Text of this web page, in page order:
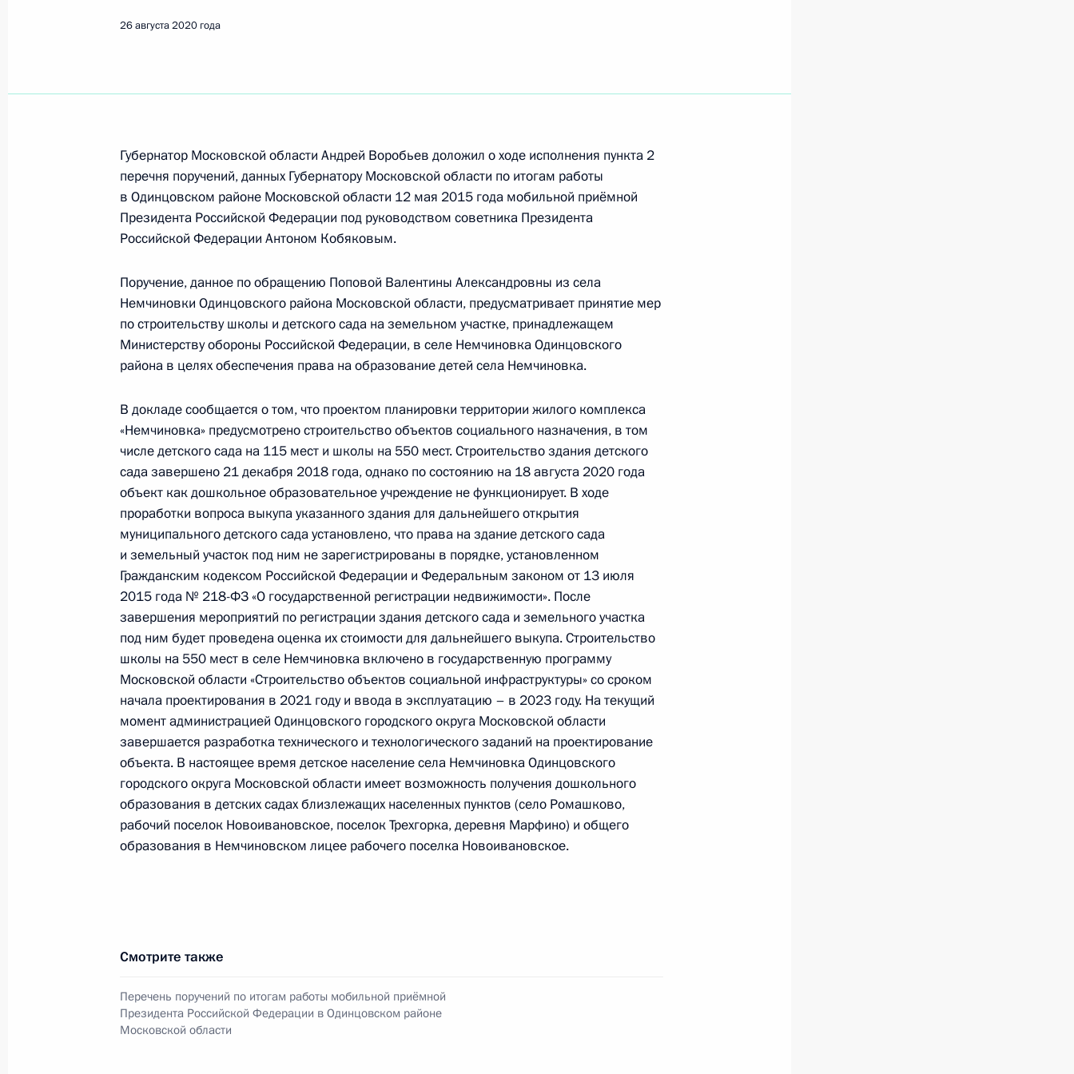
Все руководители, регионы, города и темы
Одинцово
26 августа 2020 года, среда
О ходе исполнения пункта 2 перечня поручений, данных по итогам работы
в Одинцовском районе Московской области мобильной приёмной Президента
Российской Федерации
31 октября 2016 года, понедельник
Исполнен пункт 3 перечня поручений, данных по итогам работы в Одинцовском
районе Московской области мобильной приёмной Президента
31 октября 2016 года, 17:41
27 октября 2016 года, четверг
О ходе исполнения пункта 3 перечня поручений, данных по итогам работы
в Одинцовском районе Московской области мобильной приёмной Президента
27 октября 2016 года, 16:56
20 июля 2016 года, среда
О ходе исполнения пункта 3 перечня поручений, данных по итогам работы
в Одинцовском районе Московской области мобильной приёмной Президента
Продлён контроль исполнения пункта 3 перечня поручений, данных по итогам
работы в Одинцовском районе Московской области мобильной приёмной
Президента
26 августа 2020 года
Губернатор Московской области Андрей Воробьев доложил о ходе исполнения пункта 2
перечня поручений, данных Губернатору Московской области по итогам работы
в Одинцовском районе Московской области 12 мая 2015 года мобильной приёмной
Президента Российской Федерации под руководством советника Президента
Российской Федерации Антоном Кобяковым.
Поручение, данное по обращению Поповой Валентины Александровны из села
Немчиновки Одинцовского района Московской области, предусматривает принятие мер
по строительству школы и детского сада на земельном участке, принадлежащем
Министерству обороны Российской Федерации, в селе Немчиновка Одинцовского
района в целях обеспечения права на образование детей села Немчиновка.
В докладе сообщается о том, что проектом планировки территории жилого комплекса
«Немчиновка» предусмотрено строительство объектов социального назначения, в том
числе детского сада на 115 мест и школы на 550 мест. Строительство здания детского
сада завершено 21 декабря 2018 года, однако по состоянию на 18 августа 2020 года
объект как дошкольное образовательное учреждение не функционирует. В ходе
проработки вопроса выкупа указанного здания для дальнейшего открытия
муниципального детского сада установлено, что права на здание детского сада
и земельный участок под ним не зарегистрированы в порядке, установленном
Гражданским кодексом Российской Федерации и Федеральным законом от 13 июля
2015 года № 218-ФЗ «О государственной регистрации недвижимости». После
завершения мероприятий по регистрации здания детского сада и земельного участка
под ним будет проведена оценка их стоимости для дальнейшего выкупа. Строительство
школы на 550 мест в селе Немчиновка включено в государственную программу
Московской области «Строительство объектов социальной инфраструктуры» со сроком
начала проектирования в 2021 году и ввода в эксплуатацию – в 2023 году. На текущий
момент администрацией Одинцовского городского округа Московской области
завершается разработка технического и технологического заданий на проектирование
объекта. В настоящее время детское население села Немчиновка Одинцовского
городского округа Московской области имеет возможность получения дошкольного
образования в детских садах близлежащих населенных пунктов (село Ромашково,
рабочий поселок Новоивановское, поселок Трехгорка, деревня Марфино) и общего
образования в Немчиновском лицее рабочего поселка Новоивановское.
Смотрите также
Перечень поручений по итогам работы мобильной приёмной
Президента Российской Федерации в Одинцовском районе
Московской области